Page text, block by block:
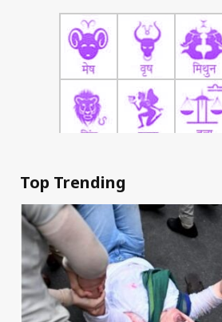
Top Trending